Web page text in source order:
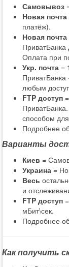
Самовывоз
Новая почта
платёж).
Новая почта
Оплата при
Укр. почта =
ПриватБанка
любым
FTP доступ
способом
Подробнее
Варианты
Киев =
Украина =
Весь
и
FTP доступ
мБит\сек.
Подробнее
Как получить